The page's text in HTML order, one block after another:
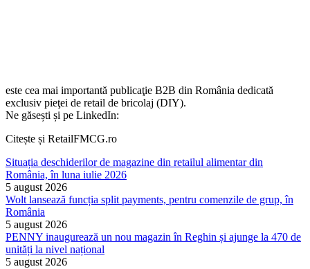
este cea mai importantă publicaţie B2B din România dedicată
exclusiv pieţei de retail de bricolaj (DIY).
Ne găsești și pe LinkedIn:
Citește și RetailFMCG.ro
Situația deschiderilor de magazine din retailul alimentar din
România, în luna iulie 2026
5 august 2026
Wolt lansează funcția split payments, pentru comenzile de grup, în
România
5 august 2026
PENNY inaugurează un nou magazin în Reghin și ajunge la 470 de
unități la nivel național
5 august 2026